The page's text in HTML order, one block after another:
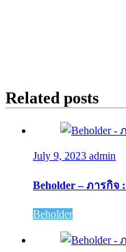
Related posts
July 9, 2023 admin
Beholder – ภารกิจ
Beholder